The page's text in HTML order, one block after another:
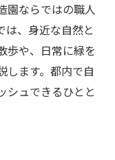
園ならではの職人
は、身近な自然と
歩や、日常に緑を
します。都内で自
シュできるひとと